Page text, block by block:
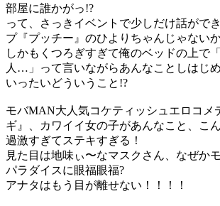
部屋に誰かがっ!?
って、さっきイベントで少しだけ話がで
プ『プッチー』のひよりちゃんじゃない
しかもくつろぎすぎて俺のベッドの上で
人…」って言いながらあんなことしはじ
いったいどういうこと!?
モバMAN大人気コケティッシュエロコメ
ギ』、カワイイ女の子があんなこと、こ
過激すぎてステキすぎる！
見た目は地味ぃ〜なマスクさん、なぜか
パラダイスに眼福眼福?
アナタはもう目が離せない！！！！